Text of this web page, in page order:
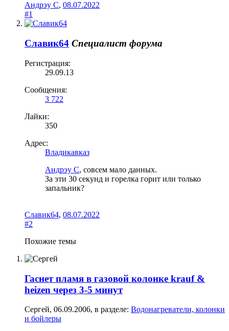
Андрэу С, 08.07.2022
#1
Славик64 Специалист форума
Регистрация:
29.09.13
Сообщения:
3 722
Лайки:
350
Адрес:
Владикавказ
Андрэу С, совсем мало данных.
За эти 30 секунд и горелка горит или только
запальник?
Славик64, 08.07.2022
#2
Похожие темы
Гаснет пламя в газовой колонке krauf &
heizen через 3-5 минут
Сергей, 06.09.2006, в разделе: Водонагреватели, колонки
и бойлеры